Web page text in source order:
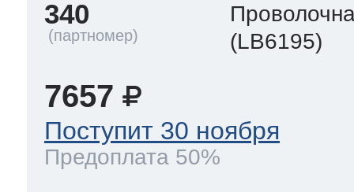
340
(LB6195)
7657
Поступит 30 ноября
Предоплата 50%